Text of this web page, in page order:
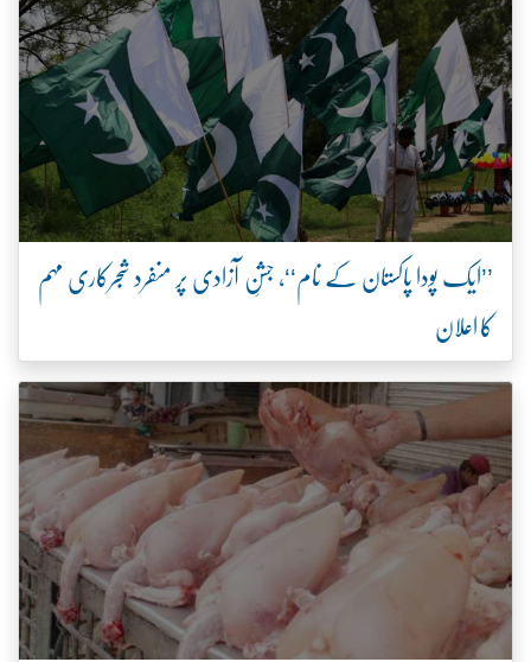
’’ایک پودا پاکستان کے نام‘‘، جشنِ آزادی پر منفرد شجرکاری مہم
کا اعلان